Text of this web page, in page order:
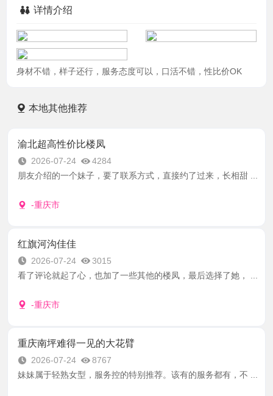
详情介绍
身材不错，样子还行，服务态度可以，口活不错，性比价OK
本地其他推荐
渝北超高性价比楼凤
2026-07-24
4284
朋友介绍的一个妹子，要了联系方式，直接约了过来，长相甜 ...
-重庆市
红旗河沟佳佳
2026-07-24
3015
看了评论就起了心，也加了一些其他的楼凤，最后选择了她， ...
-重庆市
重庆南坪难得一见的大花臂
2026-07-24
8767
妹妹属于轻熟女型，服务控的特别推荐。该有的服务都有，不 ...